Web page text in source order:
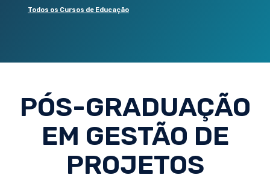
Todos os Cursos de Educação
PÓS-GRADUAÇÃO
EM GESTÃO DE
PROJETOS